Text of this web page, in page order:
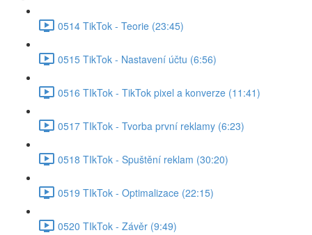
0514 TikTok - Teorie (23:45)
0515 TikTok - Nastavení účtu (6:56)
0516 TIkTok - TikTok pixel a konverze (11:41)
0517 TIkTok - Tvorba první reklamy (6:23)
0518 TIkTok - Spuštění reklam (30:20)
0519 TIkTok - Optimalizace (22:15)
0520 TIkTok - Závěr (9:49)